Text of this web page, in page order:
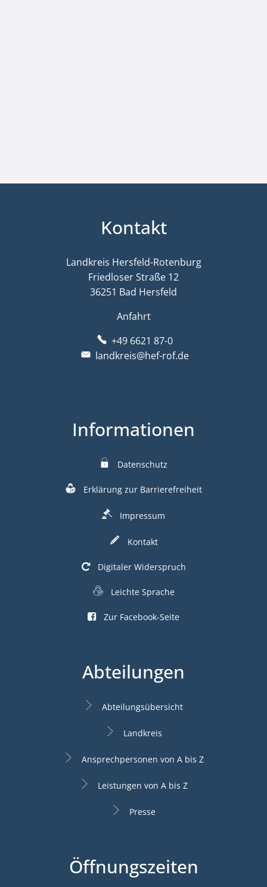
Kontakt
Landkreis Hersfeld-Rotenburg
Friedloser Straße 12
36251 Bad Hersfeld
Anfahrt
+49 6621 87-0
landkreis@hef-rof.de
Informationen
Datenschutz
Erklärung zur Barrierefreiheit
Impressum
Kontakt
Digitaler Widerspruch
Leichte Sprache
Zur Facebook-Seite
Abteilungen
Abteilungsübersicht
Landkreis
Ansprechpersonen von A bis Z
Leistungen von A bis Z
Presse
Öffnungszeiten